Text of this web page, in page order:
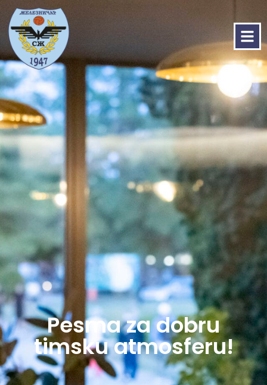
Pesma za dobru
timsku atmosferu!